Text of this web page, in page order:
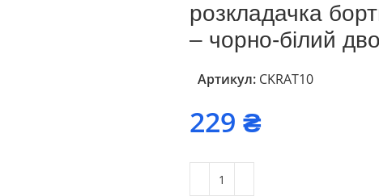
розкладачка
– чорно-білий
Артикул: CKRAT10
₴